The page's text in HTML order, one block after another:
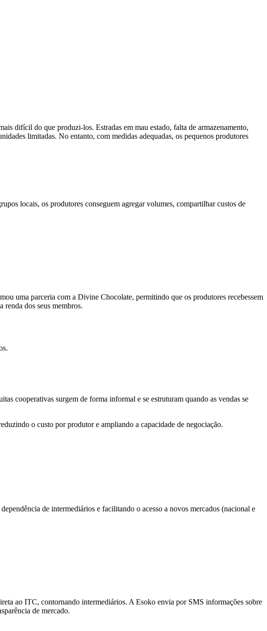
difícil do que produzi-los. Estradas em mau estado, falta de armazenamento,
limitadas. No entanto, com medidas adequadas, os pequenos produtores
locais, os produtores conseguem agregar volumes, compartilhar custos de
uma parceria com a Divine Chocolate, permitindo que os produtores recebessem
dos seus membros.
cooperativas surgem de forma informal e se estruturam quando as vendas se
o custo por produtor e ampliando a capacidade de negociação.
de intermediários e facilitando o acesso a novos mercados (nacional e
ao ITC, contornando intermediários. A Esoko envia por SMS informações sobre
de mercado.